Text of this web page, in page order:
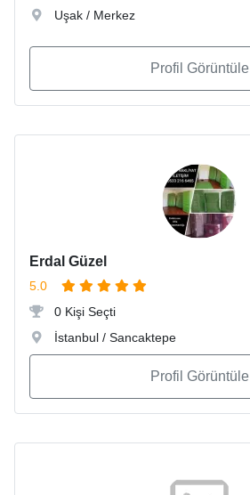
Uşak / Merkez
Profil Görüntüle
Erdal Güzel
5.0
0 Kişi Seçti
İstanbul / Sancaktepe
Profil Görüntüle